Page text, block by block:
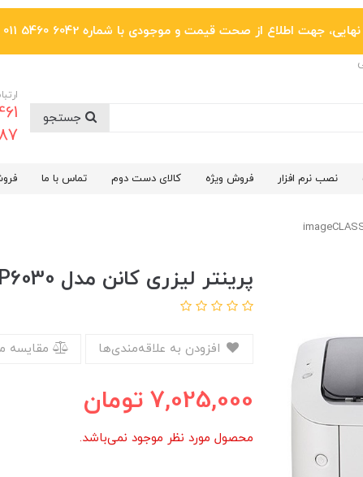
جهت اطلاع از صحت قیمت و موجودی با شماره 6042 5460 011 تماس بگیرید.
نصب نرم افزار فروش ویژه کالای دست دوم تماس با ما
پرینتر لیزری کانن مدل imageCLASS LBP6030
مقایسه
7,025,000 تومان
محصول مورد نظر موجود نمی‌باشد.